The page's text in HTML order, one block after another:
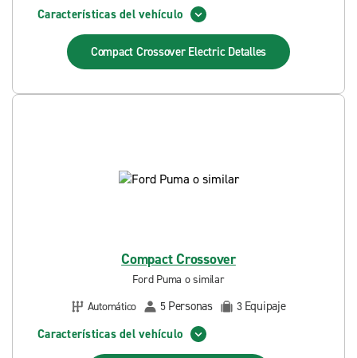
Características del vehículo
Compact Crossover Electric Detalles
Compact Crossover
Ford Puma o similar
Automático
5 Personas 3 Equipaje
Características del vehículo